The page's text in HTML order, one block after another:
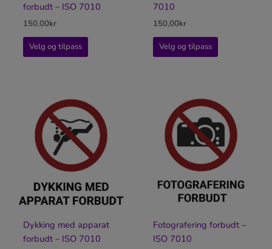
forbudt – ISO 7010
150,00kr
Velg og tilpass
7010
150,00kr
Velg og tilpass
Dykking med apparat
forbudt – ISO 7010
Fotografering forbudt –
ISO 7010